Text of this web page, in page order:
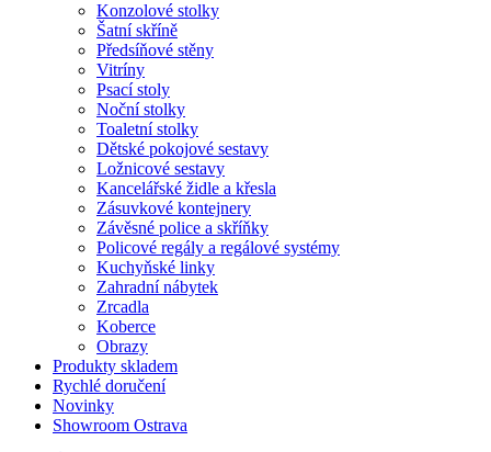
Konzolové stolky
Šatní skříně
Předsíňové stěny
Vitríny
Psací stoly
Noční stolky
Toaletní stolky
Dětské pokojové sestavy
Ložnicové sestavy
Kancelářské židle a křesla
Zásuvkové kontejnery
Závěsné police a skříňky
Policové regály a regálové systémy
Kuchyňské linky
Zahradní nábytek
Zrcadla
Koberce
Obrazy
Produkty skladem
Rychlé doručení
Novinky
Showroom Ostrava